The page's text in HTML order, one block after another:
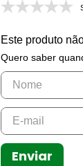
Este produto
Quero saber
Enviar